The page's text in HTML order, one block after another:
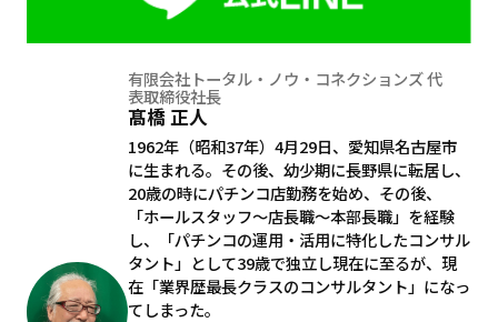
有限会社トータル・ノウ・コネクションズ 代
表取締役社長
髙橋 正人
1962年（昭和37年）4月29日、愛知県名古屋市
に生まれる。その後、幼少期に長野県に転居し、
20歳の時にパチンコ店勤務を始め、その後、
「ホールスタッフ～店長職～本部長職」を経験
し、「パチンコの運用・活用に特化したコンサル
タント」として39歳で独立し現在に至るが、現
在「業界歴最長クラスのコンサルタント」になっ
てしまった。